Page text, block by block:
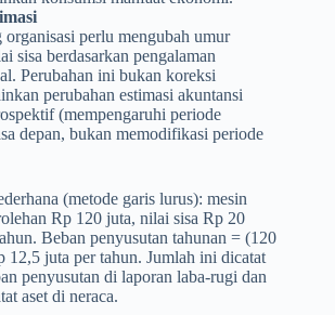
perlu mengubah umur
sisa berdasarkan pengalaman
Perubahan ini bukan koreksi
perubahan estimasi akuntansi
(mempengaruhi periode
depan, bukan memodifikasi periode
(metode garis lurus): mesin
Rp 120 juta, nilai sisa Rp 20
Beban penyusutan tahunan = (120
12,5 juta per tahun. Jumlah ini dicatat
penyusutan di laporan laba-rugi dan
aset di neraca.